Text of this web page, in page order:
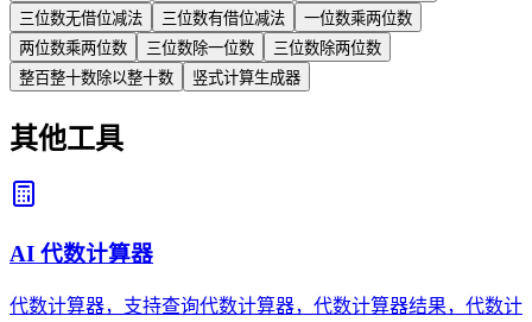
三位数无借位减法
三位数有借位减法
一位数乘两位数
两位数乘两位数
三位数除一位数
三位数除两位数
整百整十数除以整十数
竖式计算生成器
其他工具
AI 代数计算器
代数计算器，支持查询代数计算器，代数计算器结果，代数计